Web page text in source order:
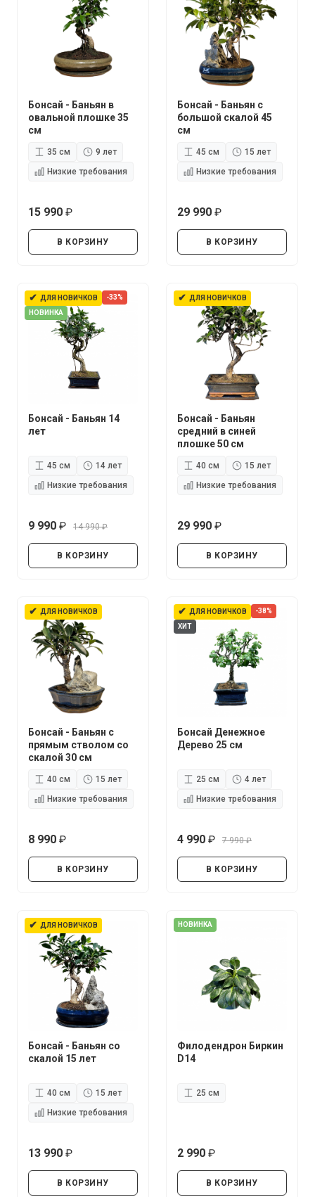
Бонсай - Баньян в
овальной плошке 35
см
35 см
9 лет
Низкие требования
15 990
В КОРЗИНУ
Бонсай - Баньян с
большой скалой 45
см
45 см
15 лет
Низкие требования
29 990
В КОРЗИНУ
✔ ДЛЯ НОВИЧКОВ
-33%
НОВИНКА
Бонсай - Баньян 14
лет
45 см
14 лет
Низкие требования
9 990
14 990
В КОРЗИНУ
✔ ДЛЯ НОВИЧКОВ
Бонсай - Баньян
средний в синей
плошке 50 см
40 см
15 лет
Низкие требования
29 990
В КОРЗИНУ
✔ ДЛЯ НОВИЧКОВ
Бонсай - Баньян с
прямым стволом со
скалой 30 см
40 см
15 лет
Низкие требования
8 990
В КОРЗИНУ
✔ ДЛЯ НОВИЧКОВ
-38%
ХИТ
Бонсай Денежное
Дерево 25 см
25 см
4 лет
Низкие требования
4 990
7 990
В КОРЗИНУ
✔ ДЛЯ НОВИЧКОВ
Бонсай - Баньян со
скалой 15 лет
40 см
15 лет
Низкие требования
13 990
В КОРЗИНУ
НОВИНКА
Филодендрон Биркин
D14
25 см
2 990
В КОРЗИНУ